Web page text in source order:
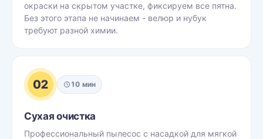
окраски на скрытом участке, фиксируем все пятна.
Без этого этапа не начинаем - велюр и нубук
требуют разной химии.
02 10 мин
Сухая очистка
Профессиональный пылесос с насадкой для мягкой